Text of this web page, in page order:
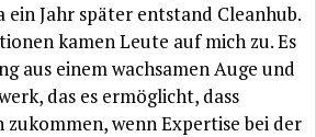
ein Jahr später entstand Cleanhub.
kamen Leute auf mich zu. Es
aus einem wachsamen Auge und
das es ermöglicht, dass
zukommen, wenn Expertise bei der